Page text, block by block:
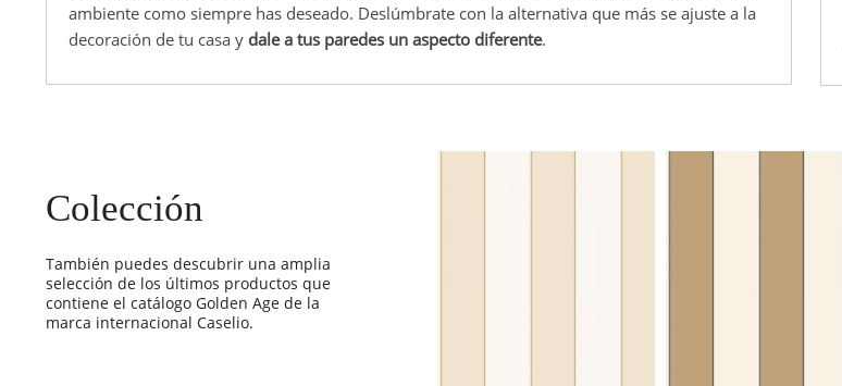
ambiente como siempre has deseado. Deslúmbrate con la alternativa que más se ajuste a la
decoración de tu casa y dale a tus paredes un aspecto diferente.
Colección
También puedes descubrir una amplia
selección de los últimos productos que
contiene el catálogo Golden Age de la
marca internacional Caselio.